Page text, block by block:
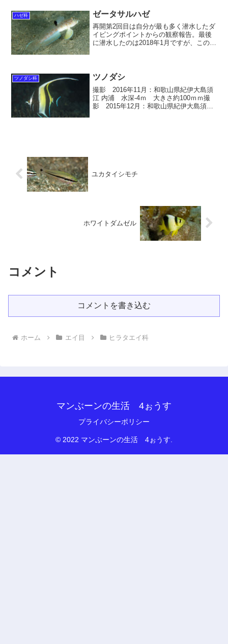
ハゼ科 ゼータサルハゼ
再開第2回目は自分が最も多く潜水したダ
イビングポイントからの観察報告。最後
に潜水したのは2018年1月ですが、このビ
ツノダシ科 ツノダシ
撮影 2016年11月：和歌山県紀伊大島須
江 内浦 水深-4ｍ 大きさ約100ｍｍ撮
影 2015年12月：和歌山県紀伊大島須江
ユカタイシモチ
ホワイトダムゼル
コメント
コメントを書き込む
ホーム エイ目 ヒラタエイ科
マンぶーンの生活 4ぉうす
プライバシーポリシー
© 2022 マンぶーンの生活 4ぉうす.